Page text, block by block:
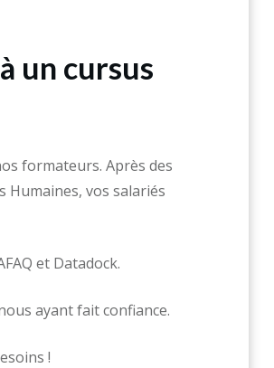
un cursus
formateurs. Après des
Humaines, vos salariés
et Datadock.
ayant fait confiance.
!